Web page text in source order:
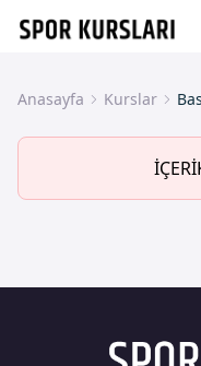
Anasayfa Kurslar